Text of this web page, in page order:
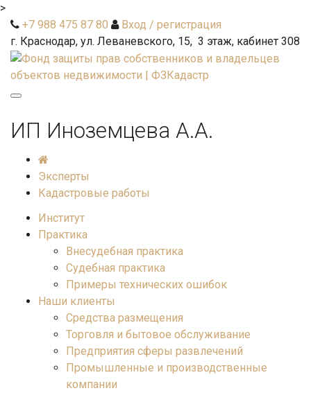
>
+7 988 475 87 80
Вход / регистрация
г. Краснодар, ул. Леваневского, 15, 3 этаж, кабинет 308
navigation
ИП Иноземцева А.А.
Эксперты
Кадастровые работы
Институт
Практика
Внесудебная практика
Судебная практика
Примеры технических ошибок
Наши клиенты
Средства размещения
Торговля и бытовое обслуживание
Предприятия сферы развлечений
Промышленные и производственные
компании